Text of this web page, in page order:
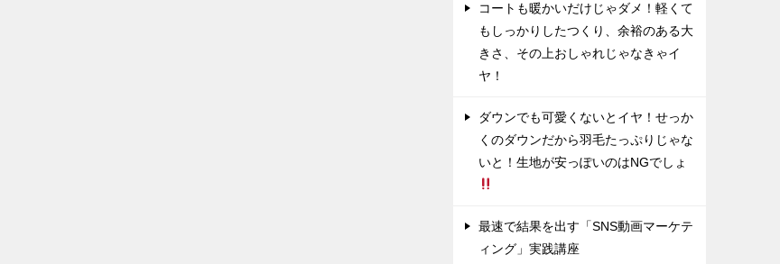
コートも暖かいだけじゃダメ！軽くて
もしっかりしたつくり、余裕のある大
きさ、その上おしゃれじゃなきゃイ
ヤ！
ダウンでも可愛くないとイヤ！せっか
くのダウンだから羽毛たっぷりじゃな
いと！生地が安っぽいのはNGでしょ
最速で結果を出す「SNS動画マーケテ
ィング」実践講座